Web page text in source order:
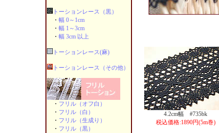
トーションレース（黒）
・ 幅 0～1cm
・ 幅 1～3cm
・ 幅 3cm 以上
トーションレース(麻)
トーションレース（その他）
・ フリル（オフ白）
・ フリル（白）
・ フリル（生成り）
・ フリル（黒）
4.2cm幅 #735bk
税込価格:1890円(5m巻)